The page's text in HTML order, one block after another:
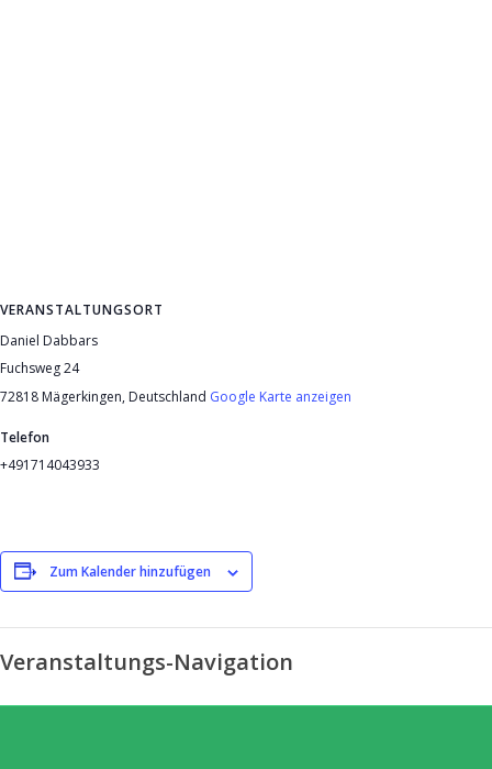
VERANSTALTUNGSORT
Daniel Dabbars
Fuchsweg 24
72818 Mägerkingen, Deutschland Google Karte anzeigen
Telefon
+491714043933
Zum Kalender hinzufügen
Veranstaltungs-Navigation